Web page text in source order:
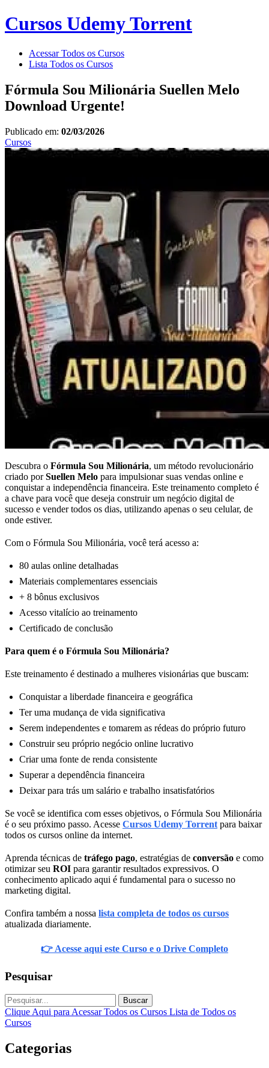
Cursos Udemy Torrent
Acessar Todos os Cursos
Lista Todos os Cursos
Fórmula Sou Milionária Suellen Melo
Download Urgente!
Publicado em: 02/03/2026
Cursos
Descubra o Fórmula Sou Milionária, um método revolucionário
criado porSuellen Melo para impulsionar suas vendas online e
conquistar a independência financeira. Este treinamento completo é
a chave para você que deseja construir um negócio digital de
sucesso e vender todos os dias, utilizando apenas o seu celular, de
onde estiver.
Com o Fórmula Sou Milionária, você terá acesso a:
80 aulas online detalhadas
Materiais complementares essenciais
+ 8 bônus exclusivos
Acesso vitalício ao treinamento
Certificado de conclusão
Para quem é o Fórmula Sou Milionária?
Este treinamento é destinado a mulheres visionárias que buscam:
Conquistar a liberdade financeira e geográfica
Ter uma mudança de vida significativa
Serem independentes e tomarem as rédeas do próprio futuro
Construir seu próprio negócio online lucrativo
Criar uma fonte de renda consistente
Superar a dependência financeira
Deixar para trás um salário e trabalho insatisfatórios
Se você se identifica com esses objetivos, o Fórmula Sou Milionária
é o seu próximo passo. Acesse Cursos Udemy Torrent para baixar
todos os cursos online da internet.
Aprenda técnicas de tráfego pago, estratégias de conversão e como
otimizar seu ROI para garantir resultados expressivos. O
conhecimento aplicado aqui é fundamental para o sucesso no
marketing digital.
Confira também a nossa lista completa de todos os cursos
atualizada diariamente.
👉 Acesse aqui este Curso e o Drive Completo
Pesquisar
Buscar
Clique Aqui para Acessar Todos os Cursos Lista de Todos os
Cursos
Categorias